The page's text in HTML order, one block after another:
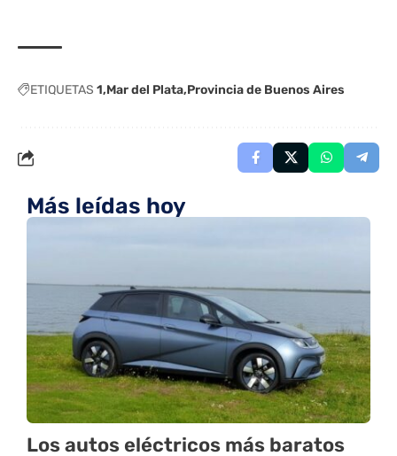
ETIQUETAS 1 Mar del Plata Provincia de Buenos Aires
Más leídas hoy
Los autos eléctricos más baratos